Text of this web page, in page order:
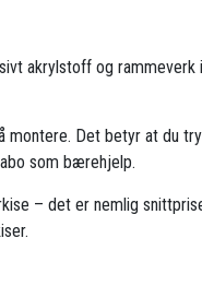
akrylstoff og rammeverk i
montere. Det betyr at du
som bærehjelp.
– det er nemlig